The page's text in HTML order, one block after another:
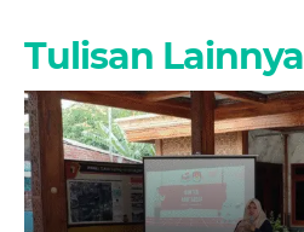
Tulisan Lainnya